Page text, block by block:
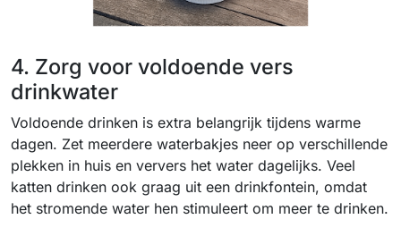
4. Zorg voor voldoende vers
drinkwater
Voldoende drinken is extra belangrijk tijdens warme
dagen. Zet meerdere waterbakjes neer op verschillende
plekken in huis en ververs het water dagelijks. Veel
katten drinken ook graag uit een drinkfontein, omdat
het stromende water hen stimuleert om meer te drinken.